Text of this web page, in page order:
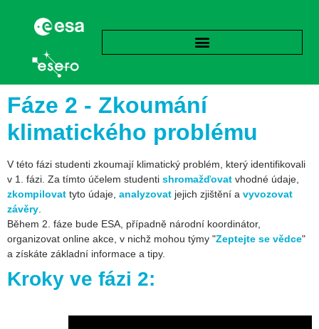
Fáze 2 - Zkoumání
klimatického problému
V této fázi studenti zkoumají klimatický problém, který identifikovali
v 1. fázi. Za tímto účelem studenti shromažďovat vhodné údaje,
zkompilovat tyto údaje, analyzovat jejich zjištění a vyvozovat
závěry
Během 2. fáze bude ESA, případně národní koordinátor,
organizovat online akce, v nichž mohou týmy "Zeptejte se vědce"
a získáte základní informace a tipy.
Kroky ve fázi 2: